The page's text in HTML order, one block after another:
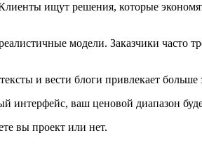
ищут решения, которые
модели. Заказчики часто
и вести блоги привлекает больше
интерфейс, ваш ценовой диапазон
вы проект или нет.